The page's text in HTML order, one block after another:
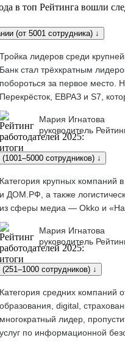
в топ Рейтинга вошли
(от 5001 сотрудника) ↓
Тройка лидеров среди
Банк стал трёхкратным
побороться за первое место.
Перекрёсток, ЕВРАЗ и S7,
Мария Игнатова
руководитель
сотрудников) ↓
Категория крупных компаний
и ДОМ.РФ, а также
из сферы медиа — Okko и
Мария Игнатова
руководитель
сотрудников) ↓
Категория средних компаний
образования, digital,
многократный лидер,
услуг по информационной